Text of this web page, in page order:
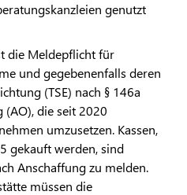
genutzt
die Meldepflicht für
und gegebenenfalls deren
(TSE) nach § 146a
die seit 2020
umzusetzen. Kassen,
gekauft werden, sind
Anschaffung zu melden.
müssen die